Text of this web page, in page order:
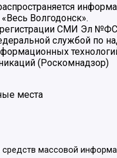
Волгодонск».
регистрации СМИ Эл
службой по
(Роскомнадзор)
места
средств массовой